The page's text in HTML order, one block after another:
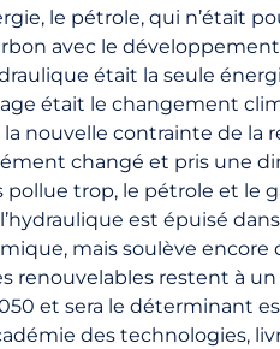
le pétrole, qui n’était
avec le
était la seule
était le changement
contrainte de la
changé et pris une
pollue trop, le pétrole et le
est épuisé
mais soulève encore
renouvelables restent à
et sera le déterminant
des technologies,